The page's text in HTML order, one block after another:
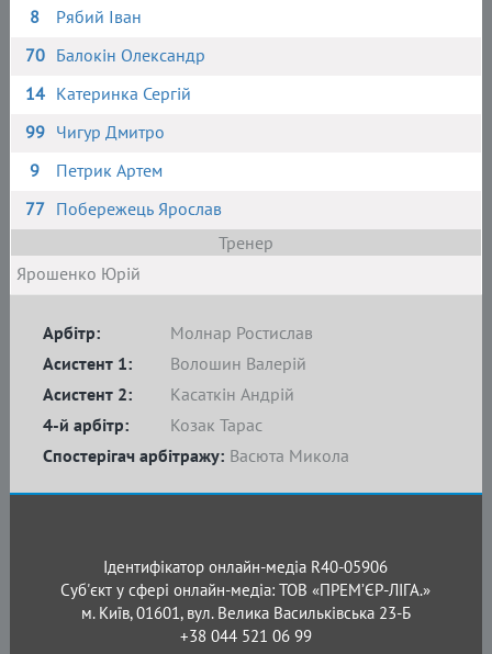
8
Рябий Іван
70 Балокін Олександр
14 Катеринка Сергій
99 Чигур Дмитро
9
Петрик Артем
77 Побережець Ярослав
Тренер
Ярошенко Юрій
Арбітр:
Молнар Ростислав
Асистент 1:
Волошин Валерій
Асистент 2:
Касаткін Андрій
4-й арбітр:
Козак Тарас
Спостерігач арбітражу: Васюта Микола
Ідентифікатор онлайн-медіа R40-05906
Суб'єкт у сфері онлайн-медіа: ТОВ «ПРЕМ’ЄР-ЛІГА.»
м. Київ, 01601, вул. Велика Васильківська 23-Б
+38 044 521 06 99